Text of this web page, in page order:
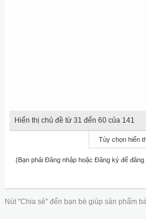
Hiển thị chủ đề từ 31 đến 60 của 141
Tùy chọn hiển
(Bạn phải Đăng nhập hoặc Đăng ký để đăng
Nút "Chia sẻ" đến bạn bè giúp sản phẩm